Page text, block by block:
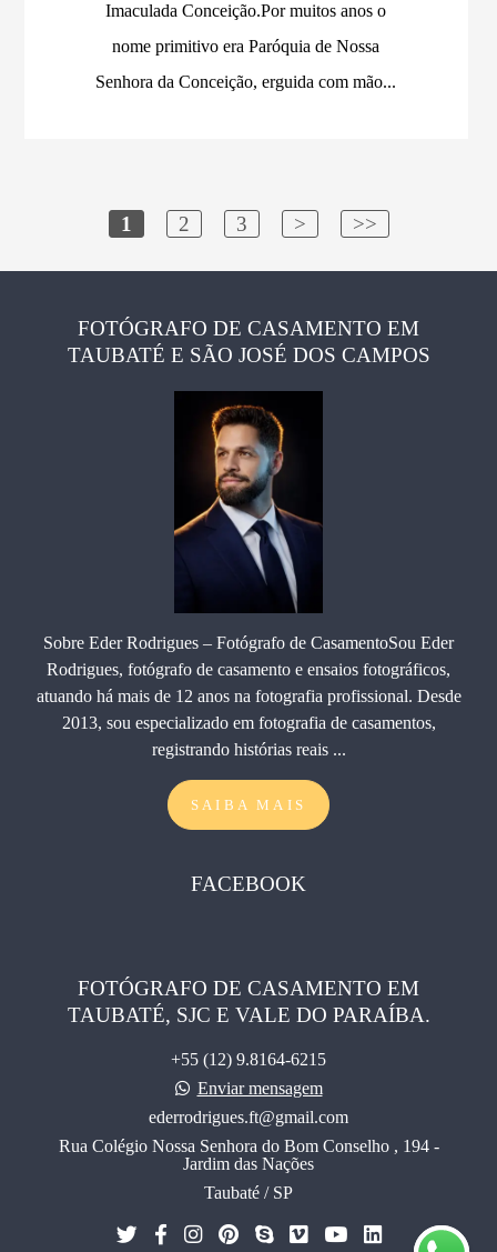
Imaculada Conceição.Por muitos anos o
nome primitivo era Paróquia de Nossa
Senhora da Conceição, erguida com mão...
1 2 3 > >>
FOTÓGRAFO DE CASAMENTO EM
TAUBATÉ E SÃO JOSÉ DOS CAMPOS
Sobre Eder Rodrigues – Fotógrafo de CasamentoSou Eder
Rodrigues, fotógrafo de casamento e ensaios fotográficos,
atuando há mais de 12 anos na fotografia profissional. Desde
2013, sou especializado em fotografia de casamentos,
registrando histórias reais ...
SAIBA MAIS
FACEBOOK
FOTÓGRAFO DE CASAMENTO EM
TAUBATÉ, SJC E VALE DO PARAÍBA.
+55 (12) 9.8164-6215
Enviar mensagem
ederrodrigues.ft@gmail.com
Rua Colégio Nossa Senhora do Bom Conselho , 194 -
Jardim das Nações
Taubaté / SP